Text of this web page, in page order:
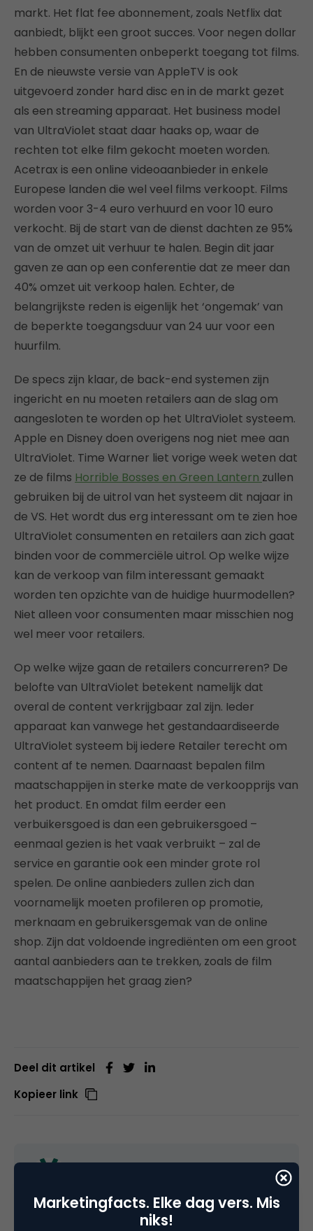
markt. Het flat fee abonnement, zoals Netflix dat
aanbiedt, blijkt een groot succes. Voor negen dollar
hebben consumenten onbeperkt toegang tot films.
En de nieuwste versie van AppleTV is ook
uitgevoerd zonder hard disc en in de markt gezet
als een streaming apparaat. Het business model
van UltraViolet staat daar haaks op, waar de
rechten tot elke film gekocht moeten worden.
Acetrax is een online videoaanbieder in enkele
Europese landen die wel veel films verkoopt. Films
worden voor 3-4 euro verhuurd en voor 10 euro
verkocht. Bij de start van de dienst dachten ze 95%
van de omzet uit verhuur te halen. Begin dit jaar
gaven ze aan op een conferentie dat ze meer dan
40% omzet uit verkoop halen. Echter, de
belangrijkste reden is eigenlijk het ‘ongemak’ van
de beperkte toegangsduur van 24 uur voor een
huurfilm.
De specs zijn klaar, de back-end systemen zijn
ingericht en nu moeten retailers aan de slag om
aangesloten te worden op het UltraViolet systeem.
Apple en Disney doen overigens nog niet mee aan
UltraViolet. Time Warner liet vorige week weten dat
ze de films Horrible Bosses en Green Lantern zullen
gebruiken bij de uitrol van het systeem dit najaar in
de VS. Het wordt dus erg interessant om te zien hoe
UltraViolet consumenten en retailers aan zich gaat
binden voor de commerciële uitrol. Op welke wijze
kan de verkoop van film interessant gemaakt
worden ten opzichte van de huidige huurmodellen?
Niet alleen voor consumenten maar misschien nog
wel meer voor retailers.
Op welke wijze gaan de retailers concurreren? De
belofte van UltraViolet betekent namelijk dat
overal de content verkrijgbaar zal zijn. Ieder
apparaat kan vanwege het gestandaardiseerde
UltraViolet systeem bij iedere Retailer terecht om
content af te nemen. Daarnaast bepalen film
maatschappijen in sterke mate de verkoopprijs van
het product. En omdat film eerder een
verbuikersgoed is dan een gebruikersgoed –
eenmaal gezien is het vaak verbruikt – zal de
service en garantie ook een minder grote rol
spelen. De online aanbieders zullen zich dan
voornamelijk moeten profileren op promotie,
merknaam en gebruikersgemak van de online
shop. Zijn dat voldoende ingrediënten om een groot
aantal aanbieders aan te trekken, zoals de film
maatschappijen het graag zien?
Deel dit artikel
Kopieer link
Marketingfacts. Elke dag vers. Mis
niks!